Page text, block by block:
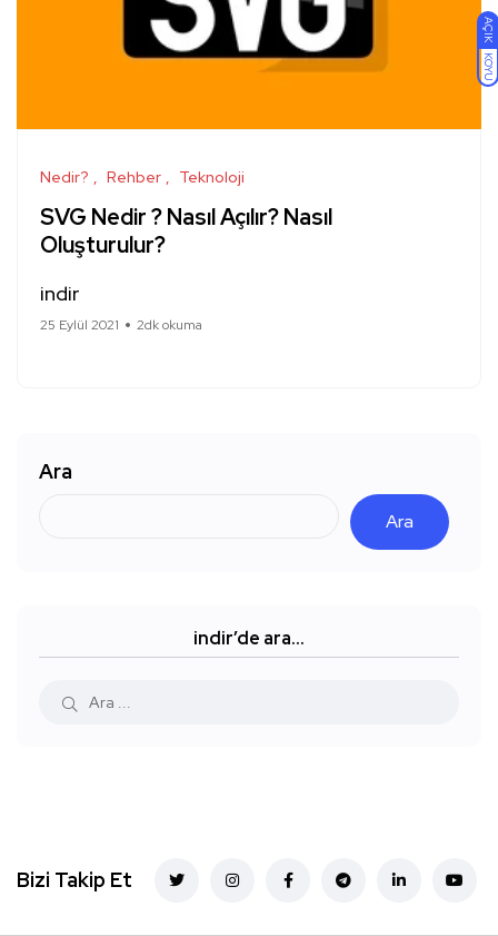
AÇIK
KOYU
Nedir? Rehber Teknoloji
SVG Nedir ? Nasıl Açılır? Nasıl
Oluşturulur?
indir
25 Eylül 2021 2dk okuma
Ara
Ara
indir’de ara…
Bizi Takip Et